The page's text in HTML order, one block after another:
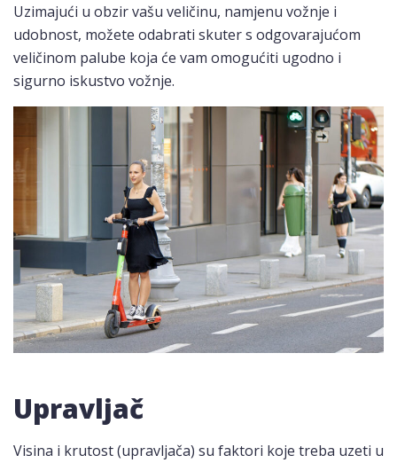
Uzimajući u obzir vašu veličinu, namjenu vožnje i
udobnost, možete odabrati skuter s odgovarajućom
veličinom palube koja će vam omogućiti ugodno i
sigurno iskustvo vožnje.
Upravljač
Visina i krutost (upravljača) su faktori koje treba uzeti u